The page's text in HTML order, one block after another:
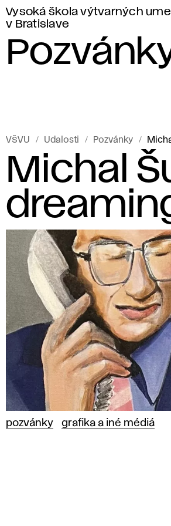
Vysoká škola výtvarných
v Bratislave
VŠVU Udalosti Pozvánky
Michal
pozvánky grafika a iné médiá